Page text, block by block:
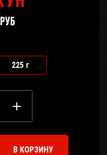
руб
225 г
В КОРЗИНУ